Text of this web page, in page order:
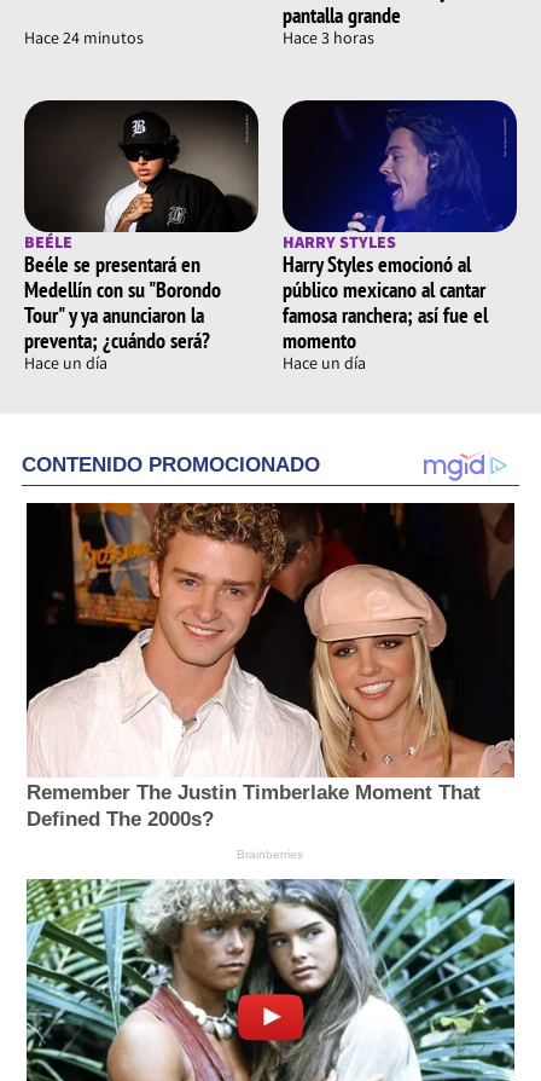
Hace 24 minutos
pantalla grande
Hace 3 horas
BEÉLE
Beéle se presentará en
Medellín con su "Borondo
Tour" y ya anunciaron la
preventa; ¿cuándo será?
Hace un día
HARRY STYLES
Harry Styles emocionó al
público mexicano al cantar
famosa ranchera; así fue el
momento
Hace un día